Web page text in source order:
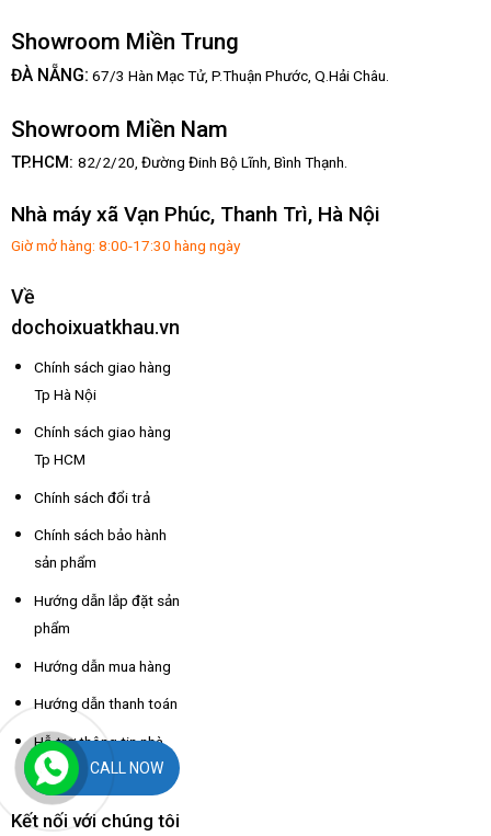
Showroom Miền Trung
ĐÀ NẴNG: 67/3 Hàn Mạc Tử, P.Thuận Phước, Q.Hải Châu.
Showroom Miền Nam
TP.HCM: 82/2/20, Đường Đinh Bộ Lĩnh, Bình Thạnh.
Nhà máy xã Vạn Phúc, Thanh Trì, Hà Nội
Giờ mở hàng: 8:00-17:30 hàng ngày
Về
dochoixuatkhau.vn
Chính sách giao hàng
Tp Hà Nội
Chính sách giao hàng
Tp HCM
Chính sách đổi trả
Chính sách bảo hành
sản phẩm
Hướng dẫn lắp đặt sản
phẩm
Hướng dẫn mua hàng
Hướng dẫn thanh toán
Hỗ trợ thông tin nhà
xe các tỉnh
Kết nối với chúng tôi
CALL NOW